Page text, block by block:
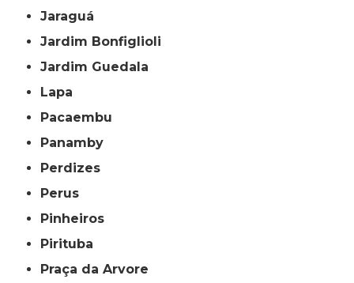
Jaraguá
Jardim Bonfiglioli
Jardim Guedala
Lapa
Pacaembu
Panamby
Perdizes
Perus
Pinheiros
Pirituba
Praça da Arvore